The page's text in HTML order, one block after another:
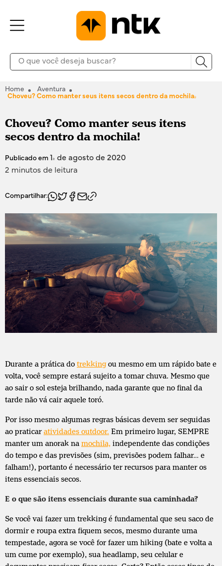
Home
Aventura
Choveu? Como manter seus itens secos dentro da mochila!
Choveu? Como manter seus itens
secos dentro da mochila!
Publicado em
14 de agosto de 2020
2 minutos de leitura
Compartilhar:
Durante a prática do trekkingou mesmo em um rápido bate e
volta, você sempre estará sujeito a tomar chuva. Mesmo que
ao sair o sol esteja brilhando, nada garante que no final da
tarde não vá cair aquele toró.
Por isso mesmo algumas regras básicas devem ser seguidas
ao praticaratividades outdoor. Em primeiro lugar, SEMPRE
manter um anorak na mochila, independente das condições
do tempo e das previsões (sim, previsões podem falhar… e
falham!), portanto é necessário ter recursos para manter os
itens essenciais secos.
E o que são itens essenciais durante sua caminhada?
Se você vai fazer um trekking é fundamental que seu saco de
dormir e roupa extra fiquem secos, mesmo durante uma
tempestade, agora se você for fazer um hiking (bate e volta a
um cume por exemplo), sua headlamp, seu celular e